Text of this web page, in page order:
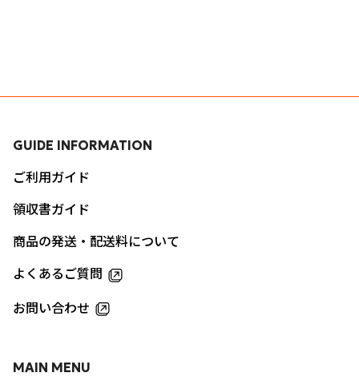
MAIN MENU
GUIDE INFORMATION
ご利用ガイド
領収書ガイド
商品の発送・配送料について
よくあるご質問
お問い合わせ